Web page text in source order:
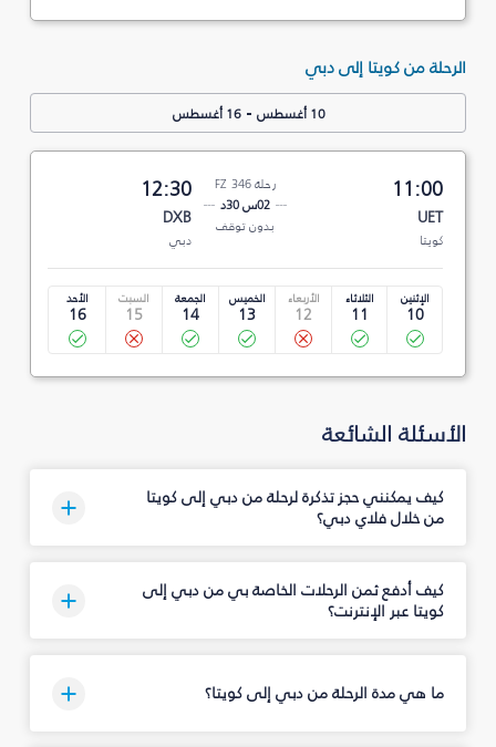
الرحلة من كويتا إلى دبي
10 أغسطس -16 أغسطس
11:00
UET
كويتا
رحلة FZ 346
02س 30د
بدون توقف
12:30
DXB
دبي
الإثنين
10
الثلاثاء
11
الأربعاء
12
الخميس
13
الجمعة
14
السبت
15
الأحد
16
الأسئلة الشائعة
كيف يمكنني حجز تذكرة لرحلة من دبي إلى كويتا
من خلال فلاي دبي؟
كيف أدفع ثمن الرحلات الخاصة بي من دبي إلى
كويتا عبر الإنترنت؟
ما هي مدة الرحلة من دبي إلى كويتا؟